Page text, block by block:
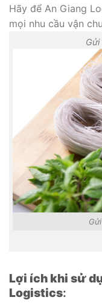
Hãy để An Giang
mọi nhu cầu vận
Gửi
Lợi ích khi sử
Logistics: